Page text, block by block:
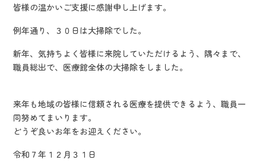
皆様の温かいご支援に感謝申し上げます。
例年通り、３０日は大掃除でした。
新年、気持ちよく皆様に来院していただけるよう、隅々まで、
職員総出で、医療館全体の大掃除をしました。
来年も地域の皆様に信頼される医療を提供できるよう、職員一
同努めてまいります。
どうぞ良いお年をお迎えください。
令和７年１２月３１日